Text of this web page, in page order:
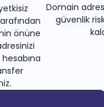
önüne
Domain
güvenlik